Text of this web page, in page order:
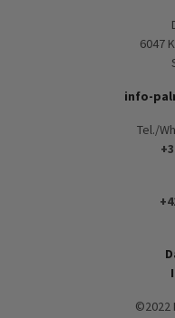
6047
info-
Tel./
©2022